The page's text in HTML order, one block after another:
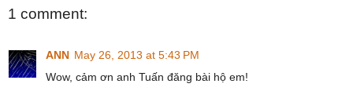
1 comment:
ANN May 26, 2013 at 5:43 PM
Wow, cảm ơn anh Tuấn đăng bài hộ em!